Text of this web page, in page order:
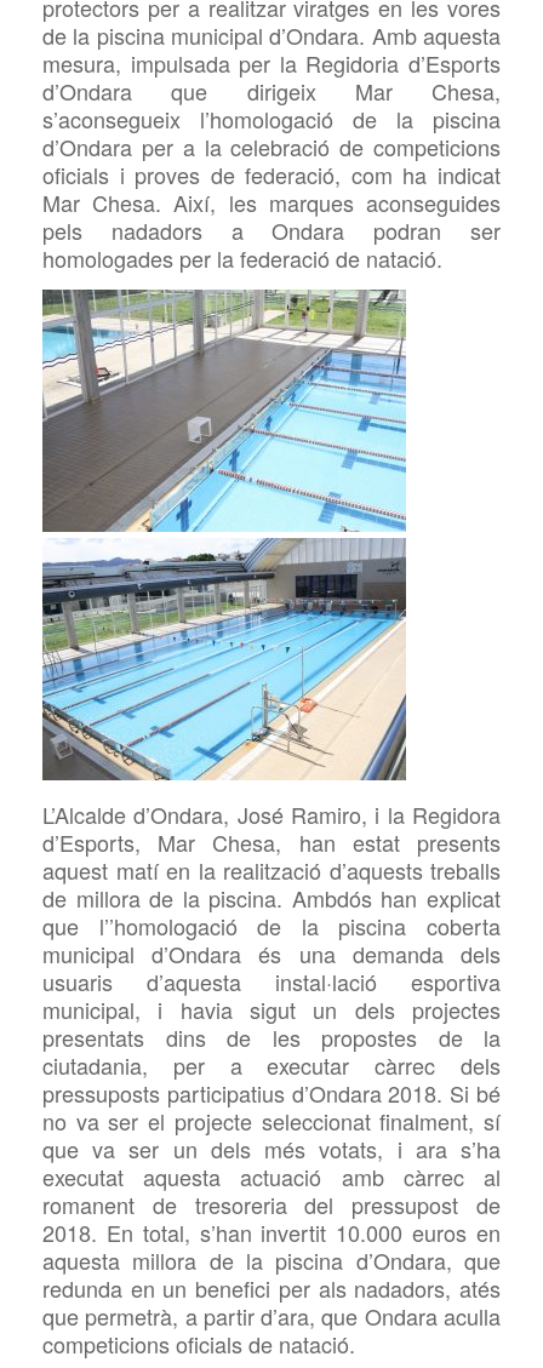
protectors per a realitzar viratges en les vores
de la piscina municipal d’Ondara. Amb aquesta
mesura, impulsada per la Regidoria d’Esports
d’Ondara que dirigeix Mar Chesa,
s’aconsegueix l’homologació de la piscina
d’Ondara per a la celebració de competicions
oficials i proves de federació, com ha indicat
Mar Chesa. Així, les marques aconseguides
pels nadadors a Ondara podran ser
homologades per la federació de natació.
L’Alcalde d’Ondara, José Ramiro, i la Regidora
d’Esports, Mar Chesa, han estat presents
aquest matí en la realització d’aquests treballs
de millora de la piscina. Ambdós han explicat
que l’’homologació de la piscina coberta
municipal d’Ondara és una demanda dels
usuaris d’aquesta instal·lació esportiva
municipal, i havia sigut un dels projectes
presentats dins de les propostes de la
ciutadania, per a executar càrrec dels
pressuposts participatius d’Ondara 2018. Si bé
no va ser el projecte seleccionat finalment, sí
que va ser un dels més votats, i ara s’ha
executat aquesta actuació amb càrrec al
romanent de tresoreria del pressupost de
2018. En total, s’han invertit 10.000 euros en
aquesta millora de la piscina d’Ondara, que
redunda en un benefici per als nadadors, atés
que permetrà, a partir d’ara, que Ondara aculla
competicions oficials de natació.